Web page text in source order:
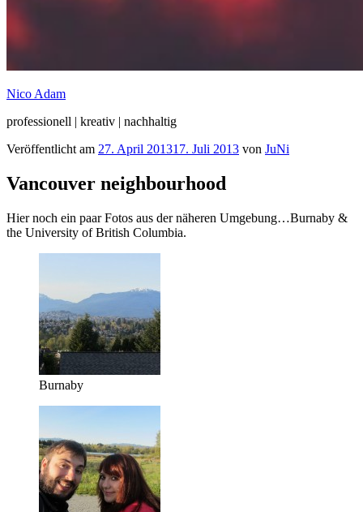
Nico Adam
professionell | kreativ | nachhaltig
Veröffentlicht am 27. April 201317. Juli 2013 von JuNi
Vancouver neighbourhood
Hier noch ein paar Fotos aus der näheren Umgebung…Burnaby &
the University of British Columbia.
Burnaby